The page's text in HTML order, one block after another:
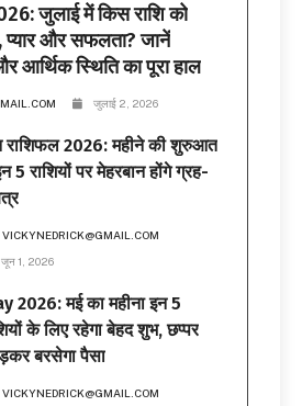
जुलाई में किस राशि को
प्यार और सफलता? जानें
आर्थिक स्थिति का पूरा हाल
जुलाई 2, 2026
राशिफल 2026: महीने की शुरुआत
5 राशियों पर मेहरबान होंगे ग्रह-
VICKYNEDRICK@GMAIL.COM
जून 1, 2026
2026: मई का महीना इन 5
के लिए रहेगा बेहद शुभ, छप्पर
बरसेगा पैसा
VICKYNEDRICK@GMAIL.COM